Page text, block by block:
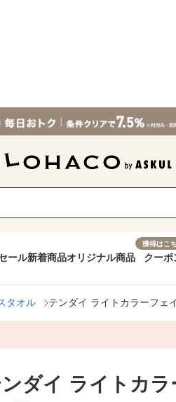
ール新着商品オリジナル商品
獲得はこ
クーポ
タオル テンダイ ライトカラーフェ
ダイ ライトカ